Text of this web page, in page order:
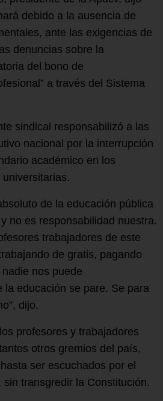
debido a la ausencia de
ante las exigencias de
denuncias sobre la
del bono de
a través del Sistema
sindical responsabilizó a las
nacional por la interrupción
académico en los
de la educación pública
no es responsabilidad nuestra.
trabajadores de este
de gratis, pagando
nos puede
la educación se pare. Se para
dijo.
profesores y trabajadores
otros gremios del país,
ser escuchados por el
transgredir la Constitución.